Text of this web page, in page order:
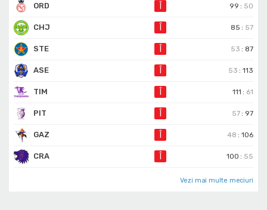
ORD 99 : 50
CHJ 85 : 57
STE 53 : 87
ASE 53 :113
TIM 111 : 61
PIT 57 : 97
GAZ 48 :106
CRA 100 : 55
Vezi mai multe meciuri